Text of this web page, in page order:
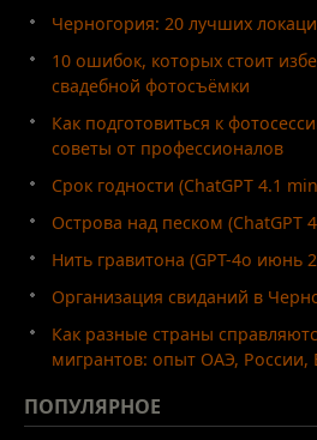
Черногория: 20 лучших
10 ошибок, которых стоит
свадебной фотосъёмки
Как подготовиться к
советы от профессионалов
Срок годности (ChatGPT 4.1
Острова над песком (ChatGPT
Нить гравитона (GPT-4o июнь
Организация свиданий в
Как разные страны
мигрантов: опыт ОАЭ,
ПОПУЛЯРНОЕ